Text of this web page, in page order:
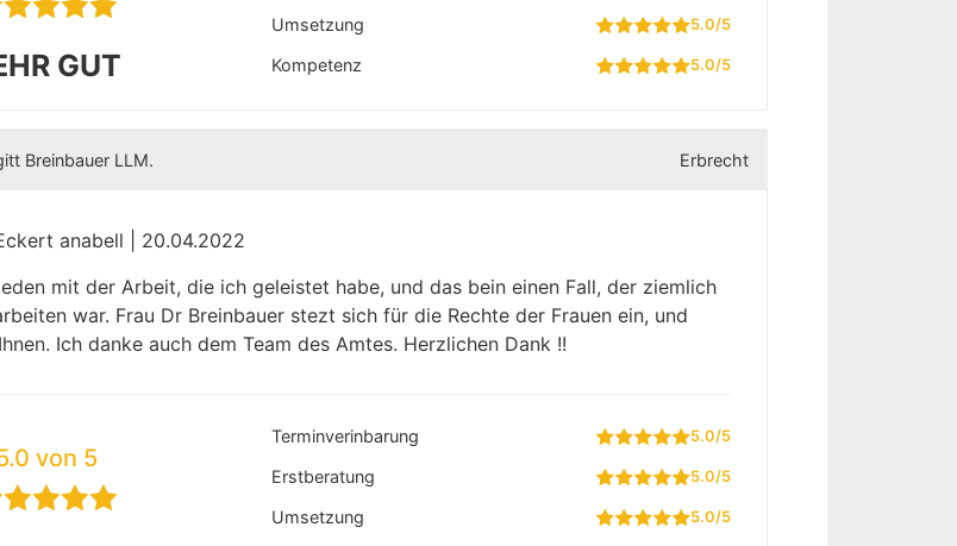
GUT
Umsetzung 5.0/5
Kompetenz 5.0/5
Breinbauer LLM. Erbrecht
anabell | 20.04.2022
mit der Arbeit, die ich geleistet habe, und das bein einen Fall, der ziemlich
war. Frau Dr Breinbauer stezt sich für die Rechte der Frauen ein, und
Ich danke auch dem Team des Amtes. Herzlichen Dank !!
von 5
Terminverinbarung 5.0/5
Erstberatung 5.0/5
Umsetzung 5.0/5